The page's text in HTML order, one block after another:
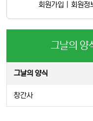
회원가입 회원정
그날의 양
그날의 양식
창간사